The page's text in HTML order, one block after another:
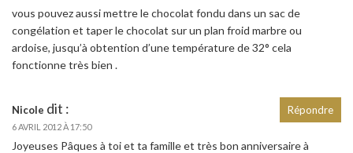
vous pouvez aussi mettre le chocolat fondu dans un sac de
congélation et taper le chocolat sur un plan froid marbre ou
ardoise, jusqu’à obtention d’une température de 32° cela
fonctionne très bien .
Nicole dit :
6 AVRIL 2012 À 17:50
Joyeuses Pâques à toi et ta famille et très bon anniversaire à
Répondre